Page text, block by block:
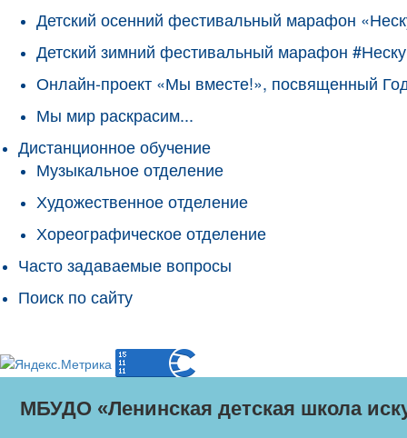
Детский осенний фестивальный марафон
Детский зимний фестивальный марафон
Онлайн-проект «Мы вместе!», посвященный
Мы мир раскрасим...
Дистанционное обучение
Музыкальное отделение
Художественное отделение
Хореографическое отделение
Часто задаваемые вопросы
Поиск по сайту
МБУДО «Ленинская детская школа